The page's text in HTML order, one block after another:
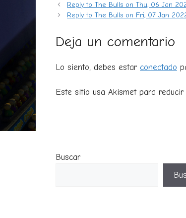
Reply to The Bulls on Thu, 06 Jan
Reply to The Bulls on Fri, 07 Jan
Deja un comentario
Lo siento, debes estar conectado
Este sitio usa Akismet para reducir
Buscar